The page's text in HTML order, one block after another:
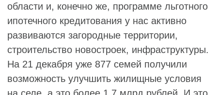
области и, конечно же, программе льготного
ипотечного кредитования у нас активно
развиваются загородные территории,
строительство новостроек, инфраструктуры.
На 21 декабря уже 877 семей получили
возможность улучшить жилищные условия